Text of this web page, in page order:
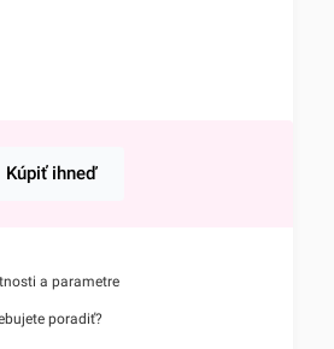
Kúpiť ihneď
a parametre
poradiť?